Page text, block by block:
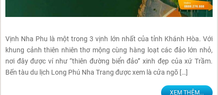
Vịnh Nha Phu là một trong 3 vịnh lớn nhất của tỉnh Khánh Hòa. Với
khung cảnh thiên nhiên thơ mộng cùng hàng loạt các đảo lớn nhỏ,
nơi đây được ví như “thiên đường biển đảo” xinh đẹp của xứ Trầm.
Bến tàu du lịch Long Phú Nha Trang được xem là cửa ngõ […]
XEM THÊM...